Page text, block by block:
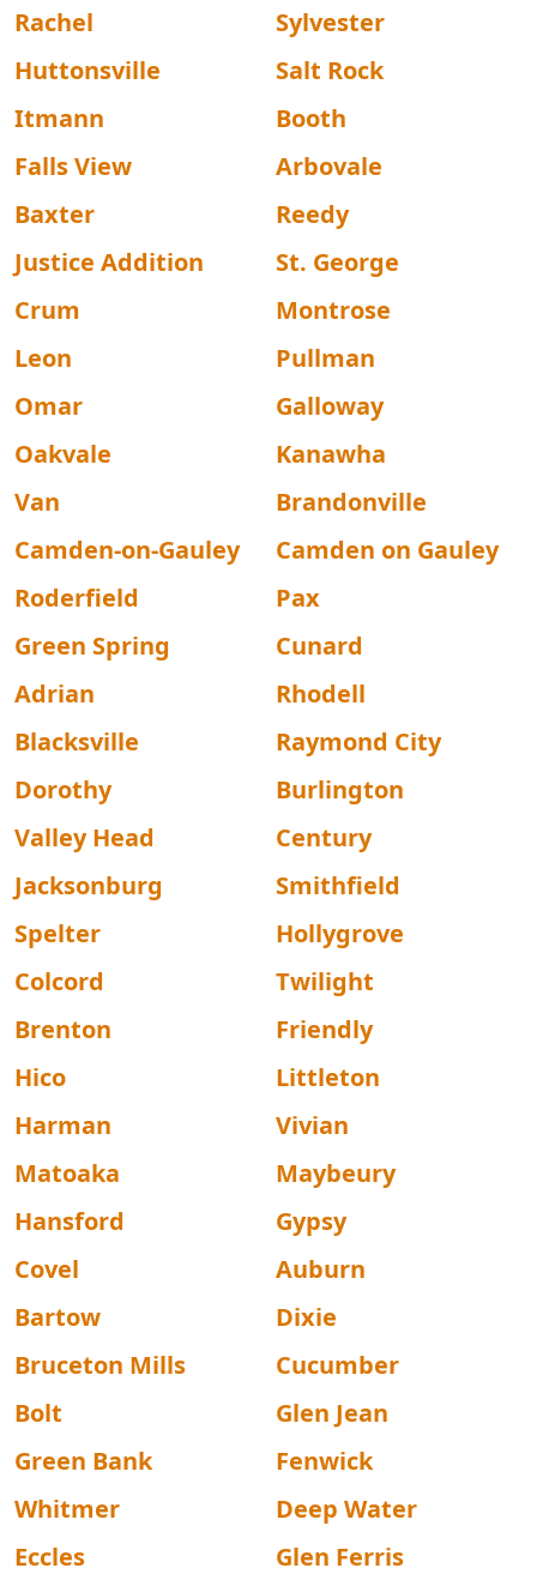
Rachel
Sylvester
Huttonsville
Salt Rock
Itmann
Booth
Falls View
Arbovale
Baxter
Reedy
Justice Addition
St. George
Crum
Montrose
Leon
Pullman
Omar
Galloway
Oakvale
Kanawha
Van
Brandonville
Camden-on-Gauley
Camden on Gauley
Roderfield
Pax
Green Spring
Cunard
Adrian
Rhodell
Blacksville
Raymond City
Dorothy
Burlington
Valley Head
Century
Jacksonburg
Smithfield
Spelter
Hollygrove
Colcord
Twilight
Brenton
Friendly
Hico
Littleton
Harman
Vivian
Matoaka
Maybeury
Hansford
Gypsy
Covel
Auburn
Bartow
Dixie
Bruceton Mills
Cucumber
Bolt
Glen Jean
Green Bank
Fenwick
Whitmer
Deep Water
Eccles
Glen Ferris